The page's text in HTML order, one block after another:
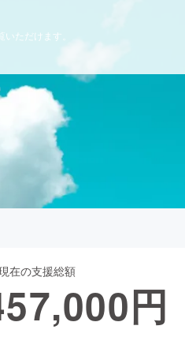
ただけます。
在の支援総額
円